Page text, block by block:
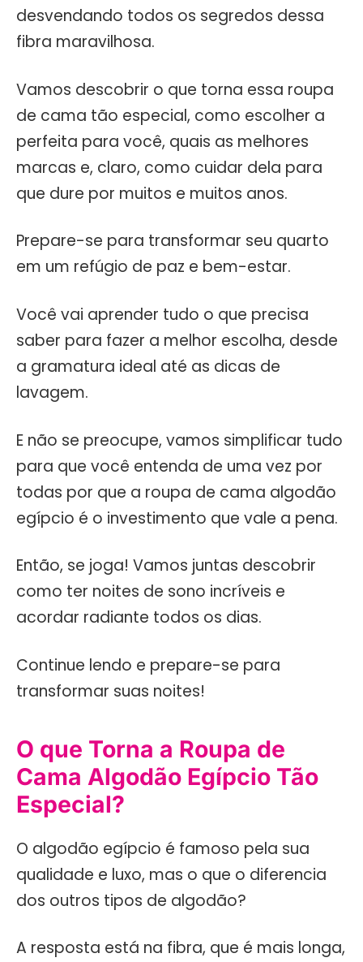
desvendando todos os segredos dessa
fibra maravilhosa.
Vamos descobrir o que torna essa roupa
de cama tão especial, como escolher a
perfeita para você, quais as melhores
marcas e, claro, como cuidar dela para
que dure por muitos e muitos anos.
Prepare-se para transformar seu quarto
em um refúgio de paz e bem-estar.
Você vai aprender tudo o que precisa
saber para fazer a melhor escolha, desde
a gramatura ideal até as dicas de
lavagem.
E não se preocupe, vamos simplificar tudo
para que você entenda de uma vez por
todas por que a roupa de cama algodão
egípcio é o investimento que vale a pena.
Então, se joga! Vamos juntas descobrir
como ter noites de sono incríveis e
acordar radiante todos os dias.
Continue lendo e prepare-se para
transformar suas noites!
O que Torna a Roupa de
Cama Algodão Egípcio Tão
Especial?
O algodão egípcio é famoso pela sua
qualidade e luxo, mas o que o diferencia
dos outros tipos de algodão?
A resposta está na fibra, que é mais longa,